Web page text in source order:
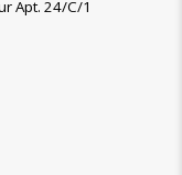
Apt. 24/C/1